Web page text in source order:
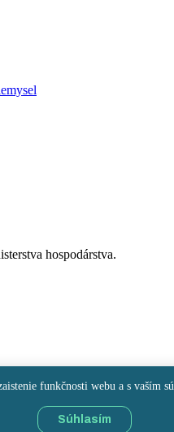
hospodárstva.
funkčnosti webu a s vaším
Súhlasím